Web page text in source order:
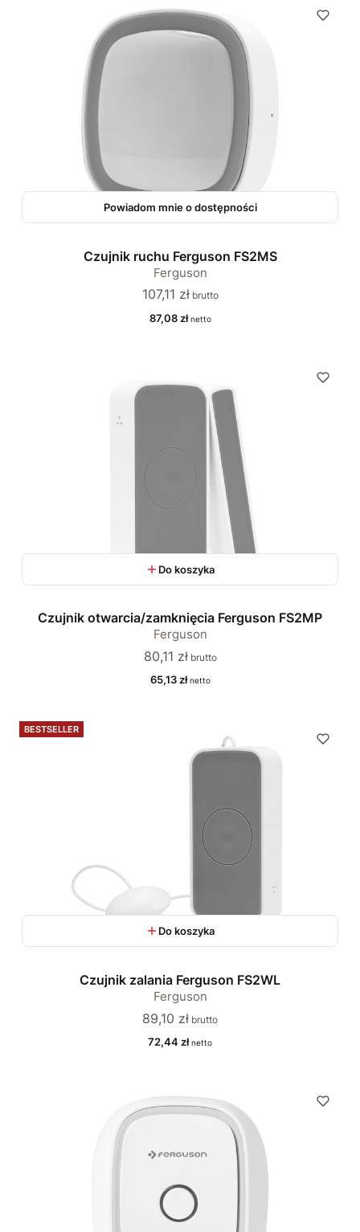
Powiadom mnie o dostępności
Czujnik ruchu Ferguson FS2MS
Ferguson
Cena
107,11 zł
Cena
87,08 zł
Do koszyka
Czujnik otwarcia/zamknięcia Ferguson FS2MP
Ferguson
Cena
80,11 zł
Cena
65,13 zł
BESTSELLER
Do koszyka
Czujnik zalania Ferguson FS2WL
Ferguson
Cena
89,10 zł
Cena
72,44 zł